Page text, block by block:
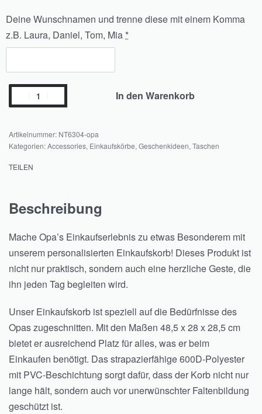
Deine Wunschnamen und trenne diese mit einem Komma
z.B. Laura, Daniel, Tom, Mia *
In den Warenkorb
NT6304-opa
Kategorien:Accessories, Einkaufskörbe, Geschenkideen, Taschen
TEILEN
Beschreibung
Mache Opa’s Einkaufserlebnis zu etwas Besonderem mit
unserem personalisierten Einkaufskorb! Dieses Produkt ist
nicht nur praktisch, sondern auch eine herzliche Geste, die
ihn jeden Tag begleiten wird.
Unser Einkaufskorb ist speziell auf die Bedürfnisse des
Opas zugeschnitten. Mit den Maßen 48,5 x 28 x 28,5 cm
bietet er ausreichend Platz für alles, was er beim
Einkaufen benötigt. Das strapazierfähige 600D-Polyester
mit PVC-Beschichtung sorgt dafür, dass der Korb nicht nur
lange hält, sondern auch vor unerwünschter Faltenbildung
geschützt ist.